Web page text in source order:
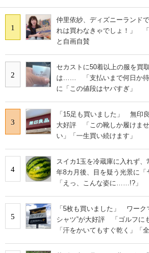
1
仲里依紗、ディズニーランド
れは買わなきゃでしょ！」 「
と自画自賛
2
セカストに50着以上の服を買
は…… 「支払いまで何日か待
に「この値段はヤバすぎ」
3
「15足も買いました」 無印
大好評 「この靴しか履けませ
い」「一生買い続けます」
4
スイカ1玉を冷蔵庫に入れず
年8カ月後、目を疑う光景に「
「えっ、こんな姿に……!?」
5
「5枚も買いました」 ワーク
シャツ”が大好評 「ゴルフに
「汗をかいてもすぐ乾く」「